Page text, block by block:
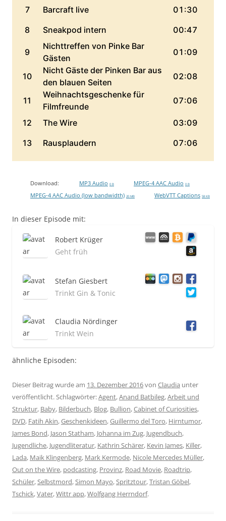
Download: MP3 Audio 0 B MPEG-4 AAC Audio 0 B
MPEG-4 AAC Audio (low bandwidth) 20 MB WebVTT Captions 58 KB
In dieser Episode mit:
Robert Krüger
Geht früh
Stefan Giesbert
Trinkt Gin & Tonic
Claudia Nördinger
Trinkt Wein
ähnliche Episoden:
Dieser Beitrag wurde am 13. Dezember 2016von Claudia unter
veröffentlicht. Schlagwörter:Agent,Anand Batbileg,Arbeit und
Struktur, Baby, Bilderbuch, Blog, Bullion,Cabinet of Curiosities,
DVD, Fatih Akin,Geschenkideen,Guillermo del Toro, Hirntumor,
James Bond, Jason Statham, Johanna im Zug, Jugendbuch,
Jugendliche, Jugendliteratur, Kathrin Schärer, Kevin James, Killer,
Lada, Maik Klingenberg, Mark Kermode, Nicole Mercedes Müller,
Out on the Wire, podcasting, Provinz, Road Movie, Roadtrip,
Schüler,Selbstmord,Simon Mayo,Spritztour,Tristan Göbel,
Tschick,Vater,Wittr app,Wolfgang Herrndorf.